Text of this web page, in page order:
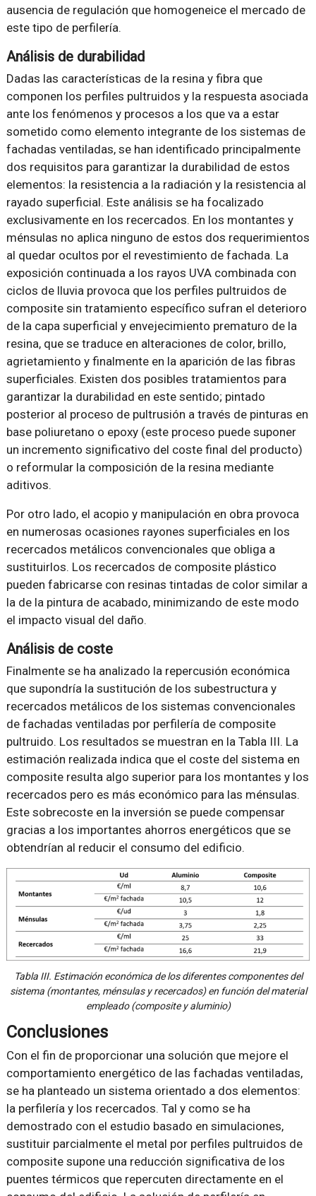
ausencia de regulación que homogeneice el mercado de
este tipo de perfilería.
Análisis de durabilidad
Dadas las características de la resina y fibra que
componen los perfiles pultruidos y la respuesta asociada
ante los fenómenos y procesos a los que va a estar
sometido como elemento integrante de los sistemas de
fachadas ventiladas, se han identificado principalmente
dos requisitos para garantizar la durabilidad de estos
elementos: la resistencia a la radiación y la resistencia al
rayado superficial. Este análisis se ha focalizado
exclusivamente en los recercados. En los montantes y
ménsulas no aplica ninguno de estos dos requerimientos
al quedar ocultos por el revestimiento de fachada. La
exposición continuada a los rayos UVA combinada con
ciclos de lluvia provoca que los perfiles pultruidos de
composite sin tratamiento específico sufran el deterioro
de la capa superficial y envejecimiento prematuro de la
resina, que se traduce en alteraciones de color, brillo,
agrietamiento y finalmente en la aparición de las fibras
superficiales. Existen dos posibles tratamientos para
garantizar la durabilidad en este sentido; pintado
posterior al proceso de pultrusión a través de pinturas en
base poliuretano o epoxy (este proceso puede suponer
un incremento significativo del coste final del producto)
o reformular la composición de la resina mediante
aditivos.
Por otro lado, el acopio y manipulación en obra provoca
en numerosas ocasiones rayones superficiales en los
recercados metálicos convencionales que obliga a
sustituirlos. Los recercados de composite plástico
pueden fabricarse con resinas tintadas de color similar a
la de la pintura de acabado, minimizando de este modo
el impacto visual del daño.
Análisis de coste
Finalmente se ha analizado la repercusión económica
que supondría la sustitución de los subestructura y
recercados metálicos de los sistemas convencionales
de fachadas ventiladas por perfilería de composite
pultruido. Los resultados se muestran en la Tabla III. La
estimación realizada indica que el coste del sistema en
composite resulta algo superior para los montantes y los
recercados pero es más económico para las ménsulas.
Este sobrecoste en la inversión se puede compensar
gracias a los importantes ahorros energéticos que se
obtendrían al reducir el consumo del edificio.
Tabla III. Estimación económica de los diferentes componentes del
sistema (montantes, ménsulas y recercados) en función del material
empleado (composite y aluminio)
Conclusiones
Con el fin de proporcionar una solución que mejore el
comportamiento energético de las fachadas ventiladas,
se ha planteado un sistema orientado a dos elementos:
la perfilería y los recercados. Tal y como se ha
demostrado con el estudio basado en simulaciones,
sustituir parcialmente el metal por perfiles pultruidos de
composite supone una reducción significativa de los
puentes térmicos que repercuten directamente en el